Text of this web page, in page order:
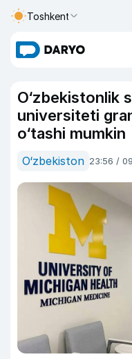
Toshkent
O‘zbekistonlik
universiteti
o‘tashi mumkin
O‘zbekiston 23:56 /